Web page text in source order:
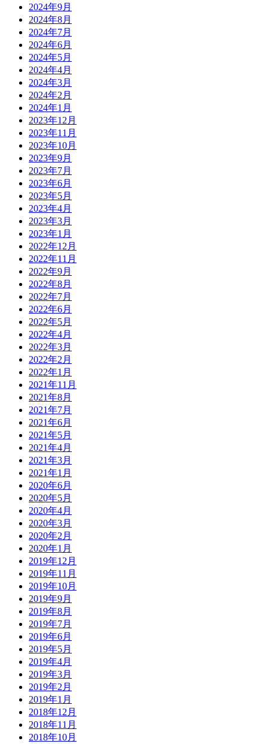
2024年9月
2024年8月
2024年7月
2024年6月
2024年5月
2024年4月
2024年3月
2024年2月
2024年1月
2023年12月
2023年11月
2023年10月
2023年9月
2023年7月
2023年6月
2023年5月
2023年4月
2023年3月
2023年1月
2022年12月
2022年11月
2022年9月
2022年8月
2022年7月
2022年6月
2022年5月
2022年4月
2022年3月
2022年2月
2022年1月
2021年11月
2021年8月
2021年7月
2021年6月
2021年5月
2021年4月
2021年3月
2021年1月
2020年6月
2020年5月
2020年4月
2020年3月
2020年2月
2020年1月
2019年12月
2019年11月
2019年10月
2019年9月
2019年8月
2019年7月
2019年6月
2019年5月
2019年4月
2019年3月
2019年2月
2019年1月
2018年12月
2018年11月
2018年10月